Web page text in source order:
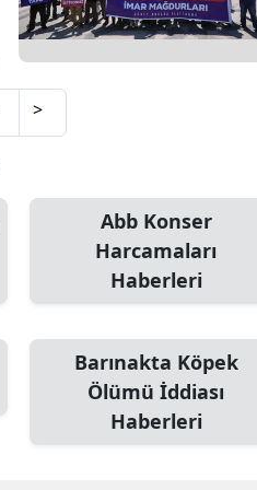
>
Abb Konser
Harcamaları
Haberleri
Barınakta Köpek
Ölümü İddiası
Haberleri